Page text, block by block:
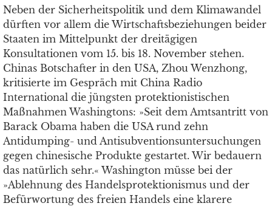
Neben der Sicherheitspolitik und dem Klimawandel
dürften vor allem die Wirtschaftsbeziehungen beider
Staaten im Mittelpunkt der dreitägigen
Konsultationen vom 15. bis 18. November stehen.
Chinas Botschafter in den USA, Zhou Wenzhong,
kritisierte im Gespräch mit China Radio
International die jüngsten protektionistischen
Maßnahmen Washingtons: »Seit dem Amtsantritt von
Barack Obama haben die USA rund zehn
Antidumping- und Antisubventionsuntersuchungen
gegen chinesische Produkte gestartet. Wir bedauern
das natürlich sehr.« Washington müsse bei der
»Ablehnung des Handelsprotektionismus und der
Befürwortung des freien Handels eine klarere